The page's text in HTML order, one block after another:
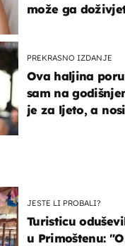
JESTE LI PROBALI?
Turisticu
u Primoštenu:
može ga
PREKRASNO IZDANJE
Ova haljina
sam na
je za ljeto, a